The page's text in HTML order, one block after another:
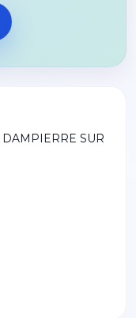
DAMPIERRE SUR